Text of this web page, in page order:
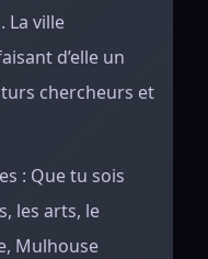
La ville
d’elle un
chercheurs et
: Que tu sois
les arts, le
Mulhouse